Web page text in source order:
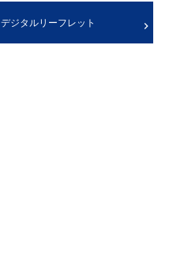
デジタルリーフレット